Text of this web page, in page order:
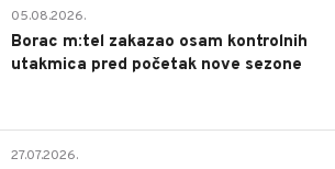
05.08.2026.
Borac m:tel zakazao osam kontrolnih
utakmica pred početak nove sezone
27.07.2026.